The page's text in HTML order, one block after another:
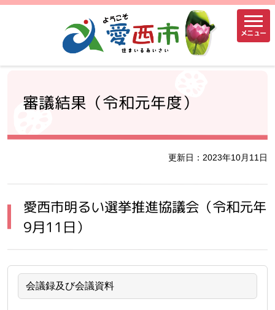
メニュー
審議結果（令和元年度）
更新日：2023年10月11日
愛西市明るい選挙推進協議会（令和元年
9月11日）
会議録及び会議資料